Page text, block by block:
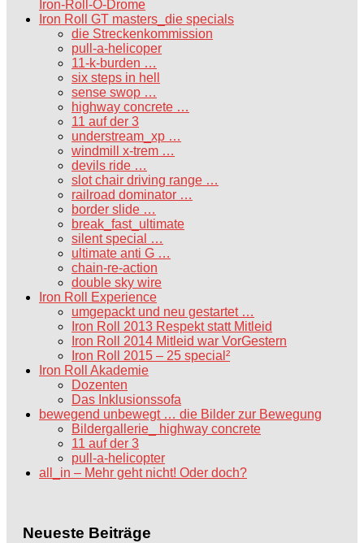
Iron-Roll-O-Drome
Iron Roll GT masters_die specials
die Streckenkommission
pull-a-helicoper
11-k-burden …
six steps in hell
sense swop …
highway concrete …
11 auf der 3
understream_xp …
windmill x-trem …
devils ride …
slot chair driving range …
railroad dominator …
border slide …
break_fast_ultimate
silent special …
ultimate anti G …
chain-re-action
double sky wire
Iron Roll Experience
umgepackt und neu gestartet …
Iron Roll 2013 Respekt statt Mitleid
Iron Roll 2014 Mitleid war VorGestern
Iron Roll 2015 – 25 special²
Iron Roll Akademie
Dozenten
Das Inklusionssofa
bewegend unbewegt … die Bilder zur Bewegung
Bildergallerie_ highway concrete
11 auf der 3
pull-a-helicopter
all_in – Mehr geht nicht! Oder doch?
Neueste Beiträge